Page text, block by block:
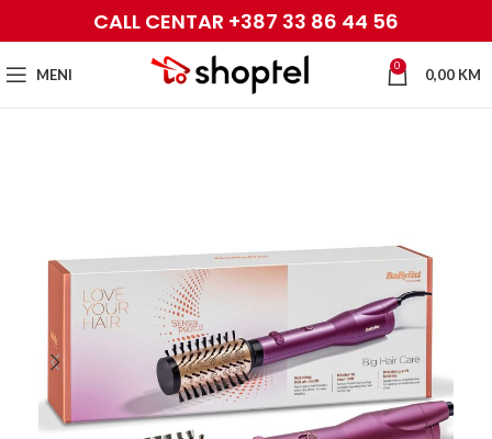
CALL CENTAR +387 33 86 44 56
MENI 0 0,00 KM